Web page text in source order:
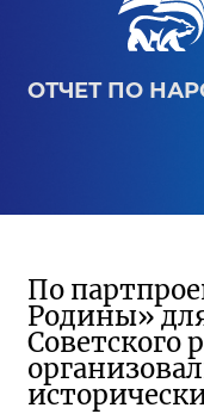
ОТЧЕТ ПО
По
Родины»
Советского